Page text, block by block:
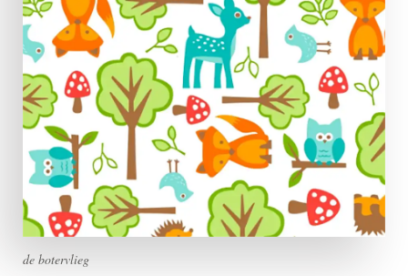
de botervlieg
99designs Studio
99designs Pro
Obtenga
un
diseño
Diseño de logotipo